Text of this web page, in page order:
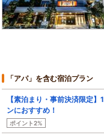
「アパ」を含む宿泊プラン
【素泊まり・事前決済限定】
ンにおすすめ！
ポイント2%